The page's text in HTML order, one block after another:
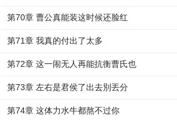
第70章 曹公真能装这时候还脸红
第71章 我真的付出了太多
第72章 这一闹无人再能抗衡曹氏也
第73章 左右是君侯了出去別丟分
第74章 这体力水牛都熬不过你